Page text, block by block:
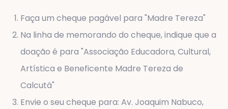
Faça um cheque pagável para "Madre Tereza"
Na linha de memorando do cheque, indique que a
doação é para "Associação Educadora, Cultural,
Artística e Beneficente Madre Tereza de
Calcutá"
Envie o seu cheque para: Av. Joaquim Nabuco,